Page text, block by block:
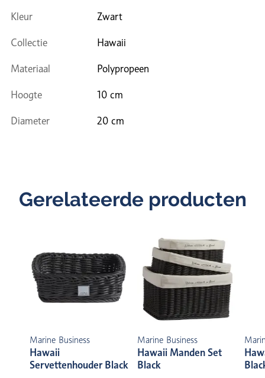
Kleur Zwart
Collectie Hawaii
Materiaal Polypropeen
Hoogte 10 cm
Diameter 20 cm
Gerelateerde producten
Marine Business
Hawaii
Servettenhouder Black
Marine Business
Hawaii Manden Set
Black